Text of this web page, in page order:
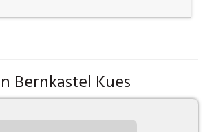
Bernkastel Kues